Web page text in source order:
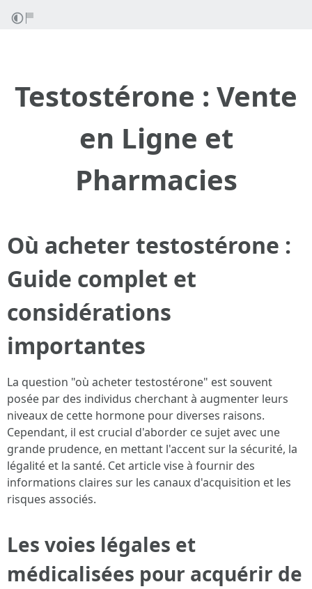
Testostérone : Vente
en Ligne et
Pharmacies
Où acheter testostérone :
Guide complet et
considérations
importantes
La question "où acheter testostérone" est souvent
posée par des individus cherchant à augmenter leurs
niveaux de cette hormone pour diverses raisons.
Cependant, il est crucial d'aborder ce sujet avec une
grande prudence, en mettant l'accent sur la sécurité, la
légalité et la santé. Cet article vise à fournir des
informations claires sur les canaux d'acquisition et les
risques associés.
Les voies légales et
médicalisées pour acquérir de